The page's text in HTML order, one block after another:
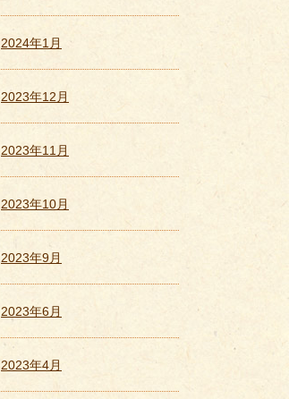
2024年1月
2023年12月
2023年11月
2023年10月
2023年9月
2023年6月
2023年4月